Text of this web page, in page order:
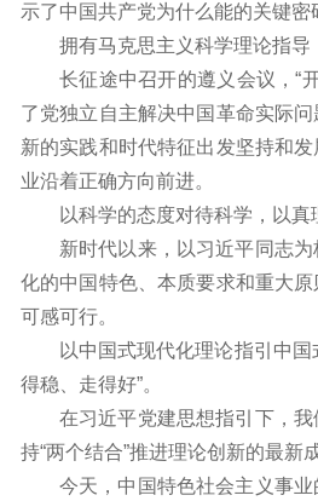
示了中国共产党为什么能的关键密
拥有马克思主义科学理论指导
长征途中召开的遵义会议，“
了党独立自主解决中国革命实际
新的实践和时代特征出发坚持和
业沿着正确方向前进。
以科学的态度对待科学，以真
新时代以来，以习近平同志
化的中国特色、本质要求和重大
可感可行。
以中国式现代化理论指引中
得稳、走得好”。
在习近平党建思想指引下，
持“两个结合”推进理论创新的最新
今天，中国特色社会主义事